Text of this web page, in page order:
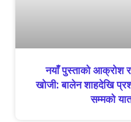
नयाँ पुस्ताको आक्रोश
खोजी: बालेन शाहदेखि
सम्मको